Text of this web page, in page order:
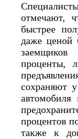
отмечают,
быстрее
даже ценой
проценты,
сохраняют
процентов
также к